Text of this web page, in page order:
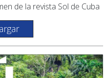
de la revista Sol de Cuba